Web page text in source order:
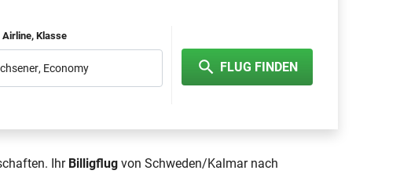
Airline, Klasse
, Economy FLUG FINDEN
Ihr Billigflug von Schweden/Kalmar nach